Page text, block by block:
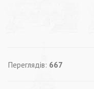
Переглядів: 667